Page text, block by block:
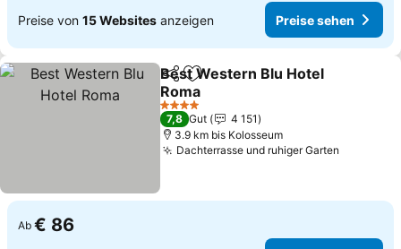
Preise von 15 Websites anzeigen Preise sehen
TeilenZu Favoriten hinzufügen
Best Western Blu Hotel
Roma
Preise sehen
4 Sterne
7,8 Gut
4 151
3.9 km bis Kolosseum
Dachterrasse und ruhiger Garten
Ab € 86